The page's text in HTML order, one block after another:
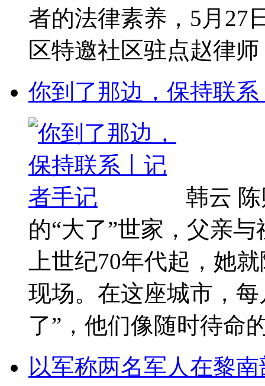
者的法律素养，5月27
区特邀社区驻点赵律
你到了那边，保持联
韩云
的“大了”世家，父亲
上世纪70年代起，她
现场。在这座城市，
了”，他们像随时待命
以军称两名军人在黎